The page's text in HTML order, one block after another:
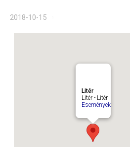
2018-10-15
Litér
Litér - Litér
Események